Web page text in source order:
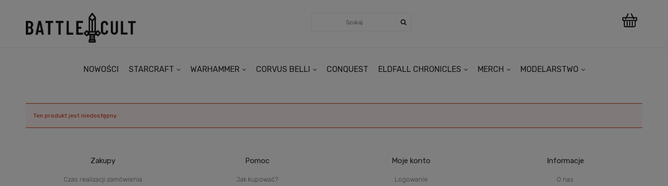
NOWOŚCI STARCRAFT WARHAMMER CORVUS BELLI CONQUEST ELDFALL CHRONICLES MERCH MODELARSTWO
Ten produkt jest niedostępny.
Zakupy
Czas realizacji zamówienia
Pomoc
Jak kupować?
Moje konto
Logowanie
Informacje
O nas